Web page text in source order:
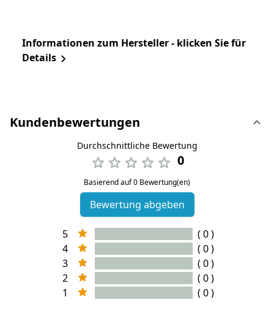
Informationen zum Hersteller - klicken Sie für
Details
Kundenbewertungen
Durchschnittliche Bewertung
0
Basierend auf 0 Bewertung(en)
Bewertung abgeben
5
( 0 )
4
( 0 )
3
( 0 )
2
( 0 )
1
( 0 )